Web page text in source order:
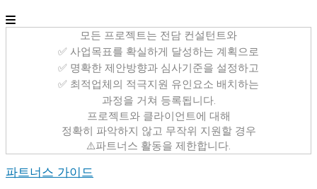
모든 프로젝트는 전담 컨설턴트와
✅ 사업목표를 확실하게 달성하는 계획으로
✅ 명확한 제안방향과 심사기준을 설정하고
✅ 최적업체의 적극지원 유인요소 배치하는
과정을 거쳐 등록됩니다.
프로젝트와 클라이언트에 대해
정확히 파악하지 않고 무작위 지원할 경우
⚠️파트너스 활동을 제한합니다.
파트너스 가이드